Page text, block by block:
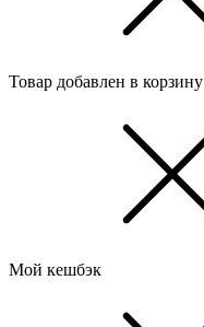
Товар добавлен в корзину
Мой кешбэк